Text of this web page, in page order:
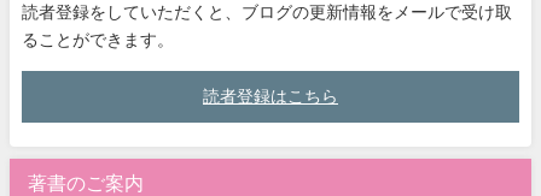
読者登録をしていただくと、ブログの更新情報をメールで受け取
ることができます。
読者登録はこちら
著書のご案内